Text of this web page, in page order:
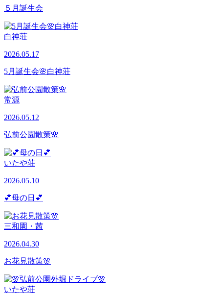
５月誕生会
白神荘
2026.05.17
5月誕生会🌸白神荘
常源
2026.05.12
弘前公園散策🌸
いたや荘
2026.05.10
💕母の日💕
三和園・茜
2026.04.30
お花見散策🌸
いたや荘